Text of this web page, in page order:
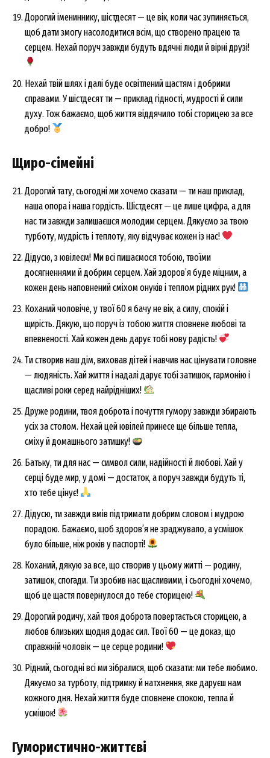
Дорогий імениннику, шістдесят — це вік, коли час зупиняється,
щоб дати змогу насолодитися всім, що створено працею та
серцем. Нехай поруч завжди будуть вдячні люди й вірні друзі!
Нехай твій шлях і далі буде освітлений щастям і добрими
справами. У шістдесят ти — приклад гідності, мудрості й сили
духу. Тож бажаємо, щоб життя віддячило тобі сторицею за все
добро!
Щиро-сімейні
Дорогий тату, сьогодні ми хочемо сказати — ти наш приклад,
наша опора і наша гордість. Шістдесят — це лише цифра, а для
нас ти завжди залишаєшся молодим серцем. Дякуємо за твою
турботу, мудрість і теплоту, яку відчуває кожен із нас!
Дідусю, з ювілеєм! Ми всі пишаємося тобою, твоїми
досягненнями й добрим серцем. Хай здоров’я буде міцним, а
кожен день наповнений сміхом онуків і теплом рідних рук!
Коханий чоловіче, у твої 60 я бачу не вік, а силу, спокій і
щирість. Дякую, що поруч із тобою життя сповнене любові та
впевненості. Хай кожен день дарує тобі нову радість!
Ти створив наш дім, виховав дітей і навчив нас цінувати головне
— людяність. Хай життя і надалі дарує тобі затишок, гармонію і
щасливі роки серед найрідніших!
Друже родини, твоя доброта і почуття гумору завжди збирають
усіх за столом. Нехай цей ювілей принесе ще більше тепла,
сміху й домашнього затишку!
Батьку, ти для нас — символ сили, надійності й любові. Хай у
серці буде мир, у домі — достаток, а поруч завжди будуть ті,
хто тебе цінує!
Дідусю, ти завжди вмів підтримати добрим словом і мудрою
порадою. Бажаємо, щоб здоров’я не зраджувало, а усмішок
було більше, ніж років у паспорті!
Коханий, дякую за все, що створив у цьому житті — родину,
затишок, спогади. Ти зробив нас щасливими, і сьогодні хочемо,
щоб це щастя повернулося до тебе сторицею!
Дорогий родичу, хай твоя доброта повертається сторицею, а
любов близьких щодня додає сил. Твої 60 — це доказ, що
справжній чоловік — це серце родини!
Рідний, сьогодні всі ми зібралися, щоб сказати: ми тебе любимо.
Дякуємо за турботу, підтримку й натхнення, яке даруєш нам
кожного дня. Нехай життя буде сповнене спокою, тепла й
усмішок!
Гумористично-життєві